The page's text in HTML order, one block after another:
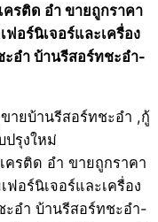
ครติด อำ ขายถูกราคา
อร์นิเจอร์และเครื่อง
อำ บ้านรีสอร์ทชะอำ-
ครติด อำ ขายถูกราคา
อร์นิเจอร์และเครื่อง
ะอำ บ้านรีสอร์ทชะอำ-